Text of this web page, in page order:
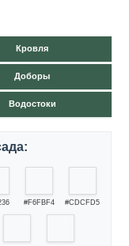
Кровля
Доборы
Водостоки
#F6FBF4 #CDCFD5